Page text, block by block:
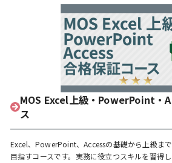
MOS Excel上級・PowerPoint・
ス
Excel、PowerPoint、Accessの基礎から上級ま
目指すコースです。実務に役立つスキルを習得